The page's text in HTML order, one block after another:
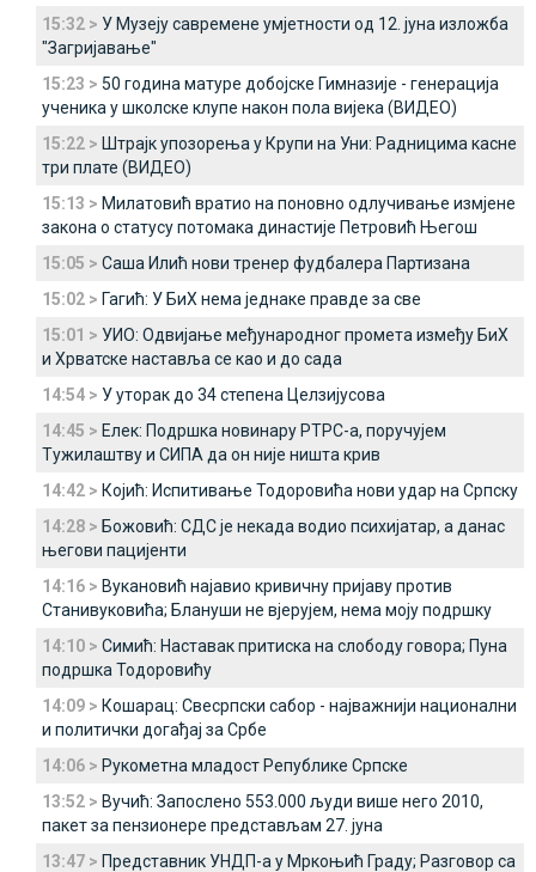
15:32 > У Музеју савремене умјетности од 12. јуна изложба
"Загријавање"
15:23 > 50 година матуре добојске Гимназије - генерација
ученика у школске клупе након пола вијека (ВИДЕО)
15:22 > Штрајк упозорења у Крупи на Уни: Радницима касне
три плате (ВИДЕО)
15:13 > Милатовић вратио на поновно одлучивање измјене
закона о статусу потомака династије Петровић Његош
15:05 > Саша Илић нови тренер фудбалера Партизана
15:02 > Гагић: У БиХ нема једнаке правде за све
15:01 > УИО: Одвијање међународног промета између БиХ
и Хрватске наставља се као и до сада
14:54 > У уторак до 34 степена Целзијусова
14:45 > Елек: Подршка новинару РТРС-а, поручујем
Тужилаштву и СИПА да он није ништа крив
14:42 > Којић: Испитивање Тодоровића нови удар на Српску
14:28 > Божовић: СДС је некада водио психијатар, а данас
његови пацијенти
14:16 > Вукановић најавио кривичну пријаву против
Станивуковића; Блануши не вјерујем, нема моју подршку
14:10 > Симић: Наставак притиска на слободу говора; Пуна
подршка Тодоровићу
14:09 > Кошарац: Свесрпски сабор - најважнији национални
и политички догађај за Србе
14:06 > Рукометна младост Републике Српске
13:52 > Вучић: Запослено 553.000 људи више него 2010,
пакет за пензионере представљам 27. јуна
13:47 > Представник УНДП-а у Мркоњић Граду; Разговор са